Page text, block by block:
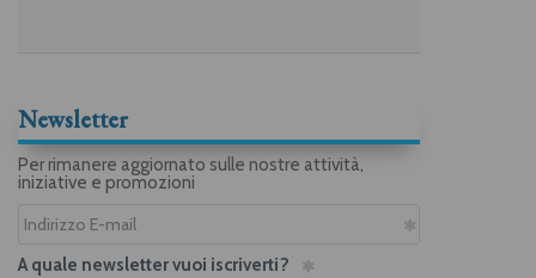
Newsletter
Per rimanere aggiornato sulle nostre attività,
iniziative e promozioni
A quale newsletter vuoi iscriverti?